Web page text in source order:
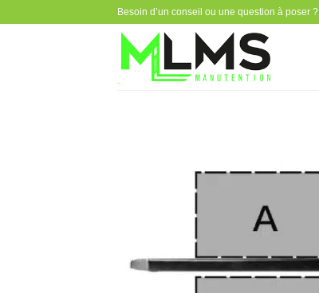
Besoin d’un conseil ou une question à poser ?